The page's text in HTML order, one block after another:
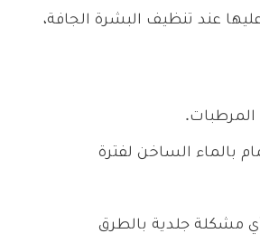
عند تنظيف البشرة الجافة،
بالماء الساخن لفترة
مشكلة جلدية بالطرق